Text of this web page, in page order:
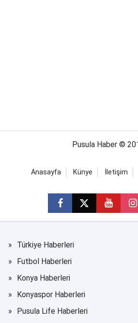
Pusula Haber ©
Anasayfa Künye İletişim
Türkiye Haberleri
Futbol Haberleri
Konya Haberleri
Konyaspor Haberleri
Pusula Life Haberleri